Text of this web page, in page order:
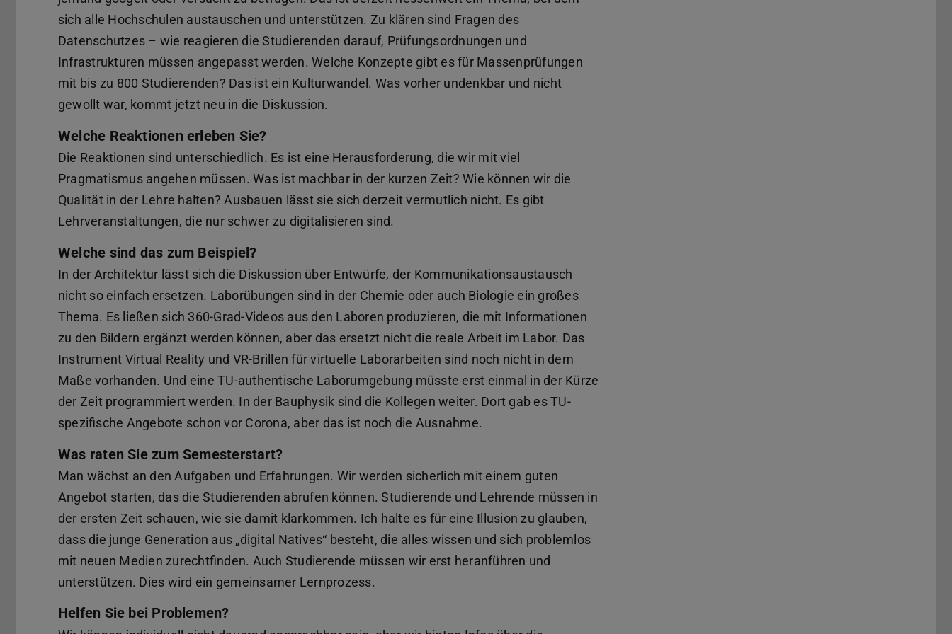
sich alle Hochschulen austauschen und unterstützen. Zu klären sind Fragen des
Datenschutzes – wie reagieren die Studierenden darauf, Prüfungsordnungen und
Infrastrukturen müssen angepasst werden. Welche Konzepte gibt es für Massenprüfungen
mit bis zu 800 Studierenden? Das ist ein Kulturwandel. Was vorher undenkbar und nicht
gewollt war, kommt jetzt neu in die Diskussion.
Welche Reaktionen erleben Sie?
Die Reaktionen sind unterschiedlich. Es ist eine Herausforderung, die wir mit viel
Pragmatismus angehen müssen. Was ist machbar in der kurzen Zeit? Wie können wir die
Qualität in der Lehre halten? Ausbauen lässt sie sich derzeit vermutlich nicht. Es gibt
Lehrveranstaltungen, die nur schwer zu digitalisieren sind.
Welche sind das zum Beispiel?
In der Architektur lässt sich die Diskussion über Entwürfe, der Kommunikationsaustausch
nicht so einfach ersetzen. Laborübungen sind in der Chemie oder auch Biologie ein großes
Thema. Es ließen sich 360-Grad-Videos aus den Laboren produzieren, die mit Informationen
zu den Bildern ergänzt werden können, aber das ersetzt nicht die reale Arbeit im Labor. Das
Instrument Virtual Reality und VR-Brillen für virtuelle Laborarbeiten sind noch nicht in dem
Maße vorhanden. Und eine TU-authentische Laborumgebung müsste erst einmal in der Kürze
der Zeit programmiert werden. In der Bauphysik sind die Kollegen weiter. Dort gab es TU-
spezifische Angebote schon vor Corona, aber das ist noch die Ausnahme.
Was raten Sie zum Semesterstart?
Man wächst an den Aufgaben und Erfahrungen. Wir werden sicherlich mit einem guten
Angebot starten, das die Studierenden abrufen können. Studierende und Lehrende müssen in
der ersten Zeit schauen, wie sie damit klarkommen. Ich halte es für eine Illusion zu glauben,
dass die junge Generation aus „digital Natives“ besteht, die alles wissen und sich problemlos
mit neuen Medien zurechtfinden. Auch Studierende müssen wir erst heranführen und
unterstützen. Dies wird ein gemeinsamer Lernprozess.
Helfen Sie bei Problemen?